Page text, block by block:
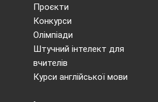
Проєкти
Конкурси
Олімпіади
Штучний інтелект для
вчителів
Курси англійської мови